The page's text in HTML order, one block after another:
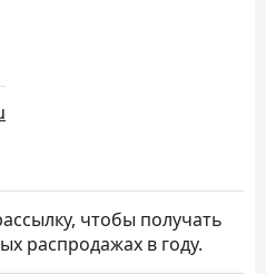
чтобы получать
распродажах в году.